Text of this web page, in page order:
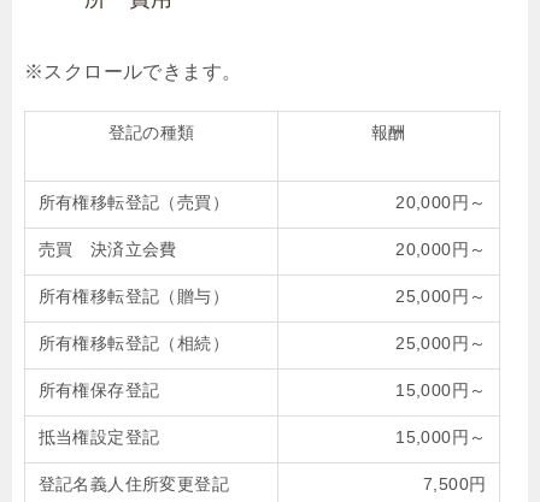
登記の種類 報酬
所有権移転登記（売買） 20,000円～
売買 決済立会費 20,000円～
所有権移転登記（贈与） 25,000円～
所有権移転登記（相続） 25,000円～
所有権保存登記 15,000円～
抵当権設定登記 15,000円～
登記名義人住所変更登記 7,500円